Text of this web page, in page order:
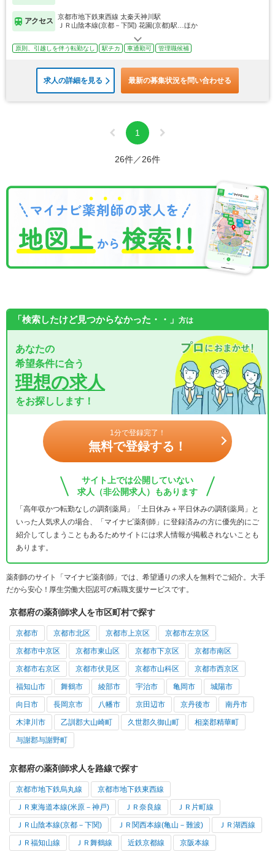
アクセス
京都市地下鉄東西線 太秦天神川駅
ＪＲ山陰本線(京都－下関) 花園(京都)駅…ほか
原則、引越しを伴う転勤なし 駅チカ 車通勤可 管理職候補
求人の詳細を見る 最新の募集状況を問い合わせる
1
26件／26件
「検索したけど見つからなかった・・」 方は
あなたの
希望条件に合う
理想の求人
をお探しします！
1分で登録完了！
無料で登録する！
サイト上では公開していない
求人（非公開求人）もあります
「高年収かつ転勤なしの調剤薬局」「土日休み＋平日休みの調剤薬局」と
いった人気求人の場合、「マイナビ薬剤師」に登録済みの方に優先的にご
紹介してしまうこともあるためサイトには求人情報が掲載されないことも
あります。
薬剤師のサイト「マイナビ薬剤師」では、希望通りの求人を無料でご紹介。大手
だから安心！厚生労働大臣認可の転職支援サービスです。
京都府の薬剤師求人を市区町村で探す
京都市 京都市北区 京都市上京区 京都市左京区
京都市中京区 京都市東山区 京都市下京区 京都市南区
京都市右京区 京都市伏見区 京都市山科区 京都市西京区
福知山市 舞鶴市 綾部市 宇治市 亀岡市 城陽市
向日市 長岡京市 八幡市 京田辺市 京丹後市 南丹市
木津川市 乙訓郡大山崎町 久世郡久御山町 相楽郡精華町
与謝郡与謝野町
京都府の薬剤師求人を路線で探す
京都市地下鉄烏丸線 京都市地下鉄東西線
ＪＲ東海道本線(米原－神戸) ＪＲ奈良線 ＪＲ片町線
ＪＲ山陰本線(京都－下関) ＪＲ関西本線(亀山－難波) ＪＲ湖西線
ＪＲ福知山線 ＪＲ舞鶴線 近鉄京都線 京阪本線